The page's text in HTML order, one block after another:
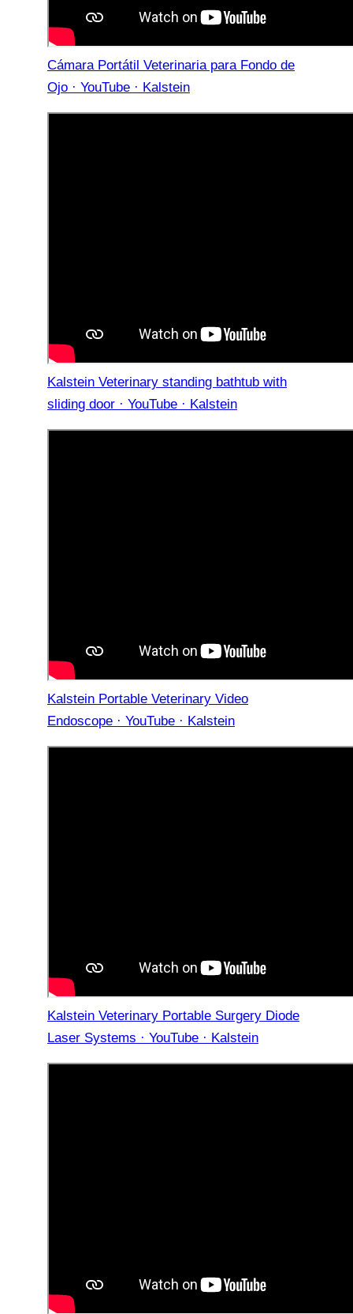
Cámara Portátil Veterinaria para Fondo de
Ojo · YouTube · Kalstein
Kalstein Veterinary standing bathtub with
sliding door · YouTube · Kalstein
Kalstein Portable Veterinary Video
Endoscope · YouTube · Kalstein
Kalstein Veterinary Portable Surgery Diode
Laser Systems · YouTube · Kalstein